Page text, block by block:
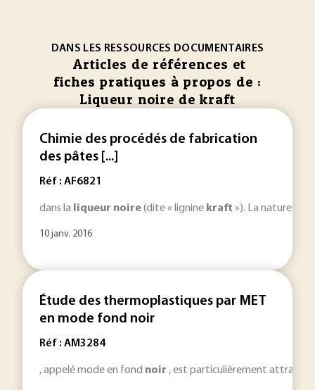
DANS LES RESSOURCES DOCUMENTAIRES
Articles de références et
fiches pratiques à propos de :
Liqueur noire de kraft
Chimie des procédés de fabrication
des pâtes [...]
Réf : AF6821
dans la liqueur noire(dite « lignine kraft »). La nature et
10 janv. 2016
Étude des thermoplastiques par MET
en mode fond noir
Réf : AM3284
, appelé mode en fond noir , est particulièrement attractif